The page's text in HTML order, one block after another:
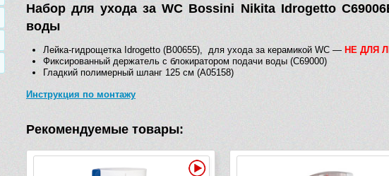
Набор для ухода за WC Bossini Nikita Idrogetto
воды
Лейка-гидрощетка Idrogetto (B00655), для ухода за керамикой WC — НЕ ДЛЯ
Фиксированный держатель с блокиратором подачи воды (С69000)
Гладкий полимерный шланг 125 см (A05158)
Инструкция по монтажу
Рекомендуемые товары: